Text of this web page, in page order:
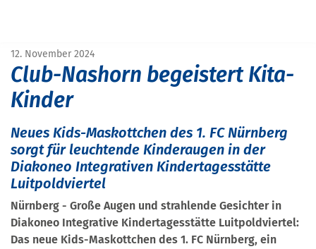
12. November 2024
Club-Nashorn begeistert Kita-
Kinder
Neues Kids-Maskottchen des 1. FC Nürnberg
sorgt für leuchtende Kinderaugen in der
Diakoneo Integrativen Kindertagesstätte
Luitpoldviertel
Nürnberg - Große Augen und strahlende Gesichter in
Diakoneo Integrative Kindertagesstätte Luitpoldviertel:
Das neue Kids-Maskottchen des 1. FC Nürnberg, ein